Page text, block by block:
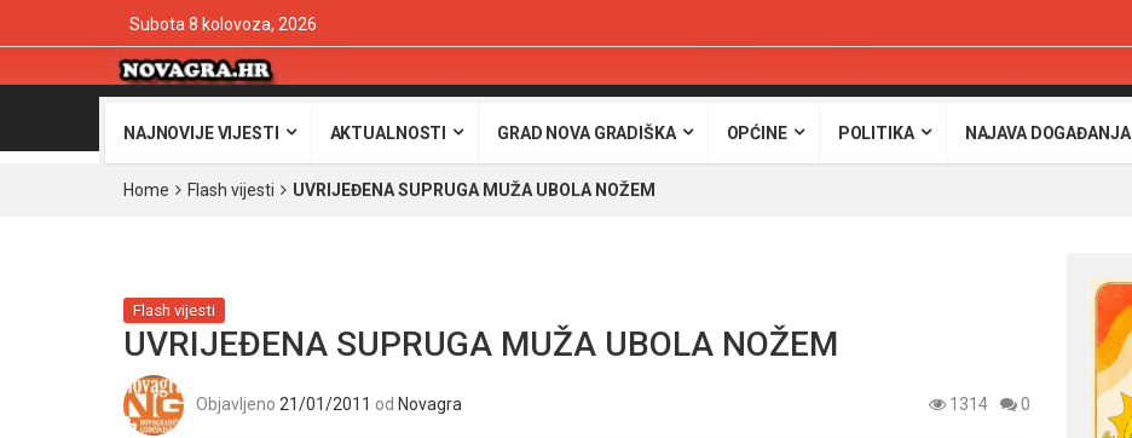
Subota 8 kolovoza, 2026
NAJNOVIJE VIJESTI AKTUALNOSTI GRAD NOVA GRADIŠKA OPĆINE POLITIKA NAJAVA DOGAĐANJA
Home Flash vijesti UVRIJEĐENA SUPRUGA MUŽA UBOLA NOŽEM
Flash vijesti
UVRIJEĐENA SUPRUGA MUŽA UBOLA NOŽEM
Objavljeno 21/01/2011 od Novagra 1314 0